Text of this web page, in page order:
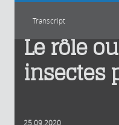
Le rôle
insectes
25.09.2020
Transcript